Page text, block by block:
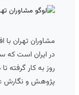
مشاوران تهران با
در ایران است که
روز به کار گرفته
پژوهش و نگارش